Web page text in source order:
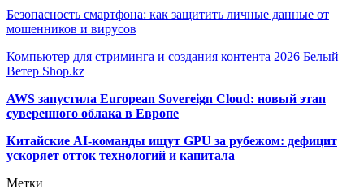
Безопасность смартфона: как защитить личные данные от
мошенников и вирусов
Компьютер для стриминга и создания контента 2026 Белый
Ветер Shop.kz
AWS запустила European Sovereign Cloud: новый этап
суверенного облака в Европе
Китайские AI-команды ищут GPU за рубежом: дефицит
ускоряет отток технологий и капитала
Метки